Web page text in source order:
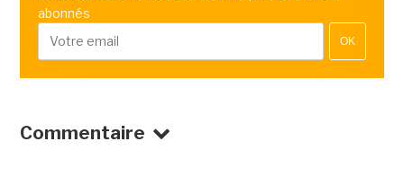
abonnés
OK
Commentaire